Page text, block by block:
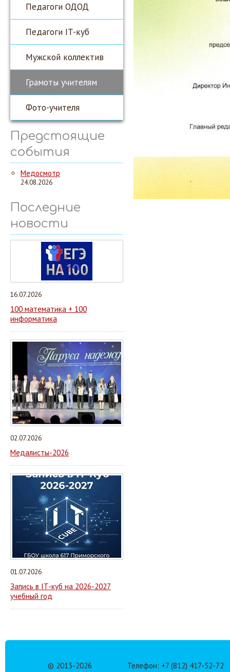
Педагоги ОДОД
Педагоги IT-куб
Мужской коллектив
Грамоты учителям
Фото-учителя
Предстоящие
события
Медосмотр
24.08.2026
Последние
новости
16.07.2026
100 математика + 100
информатика
02.07.2026
Медалисты-2026
01.07.2026
Запись в IT-куб на 2026-2027
учебный год
© 2013-2026 Телефон: +7 (812) 417-52-72